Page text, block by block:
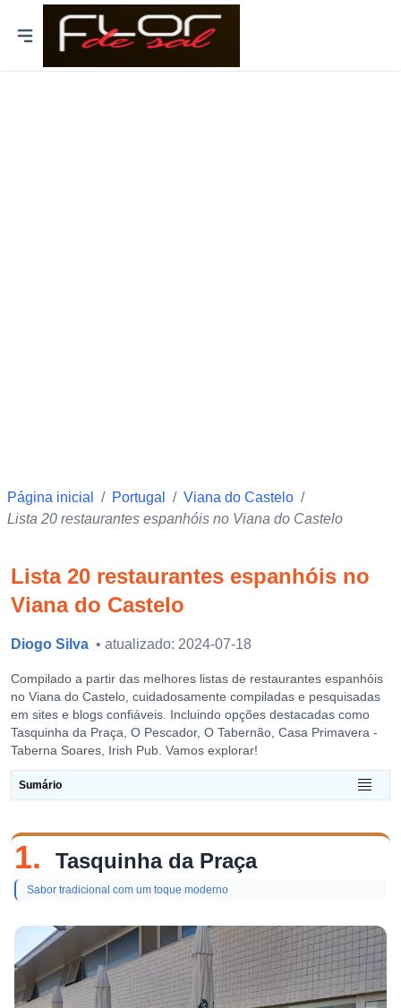
Página inicial / Portugal / Viana do Castelo /
Lista 20 restaurantes espanhóis no Viana do Castelo
Lista 20 restaurantes espanhóis no
Viana do Castelo
Diogo Silva • atualizado: 2024-07-18
Compilado a partir das melhores listas de restaurantes espanhóis
no Viana do Castelo, cuidadosamente compiladas e pesquisadas
em sites e blogs confiáveis. Incluindo opções destacadas como
Tasquinha da Praça, O Pescador, O Tabernão, Casa Primavera -
Taberna Soares, Irish Pub. Vamos explorar!
Sumário
1. Tasquinha da Praça
Sabor tradicional com um toque moderno